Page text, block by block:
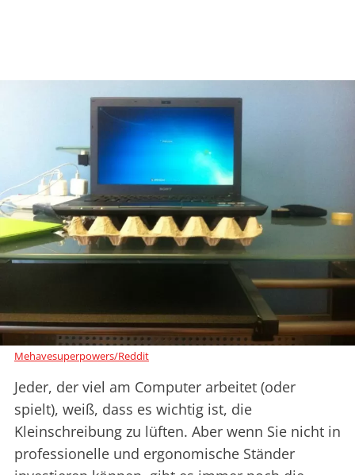
Mehavesuperpowers/Reddit
Jeder, der viel am Computer arbeitet (oder
spielt), weiß, dass es wichtig ist, die
Kleinschreibung zu lüften. Aber wenn Sie nicht in
professionelle und ergonomische Ständer